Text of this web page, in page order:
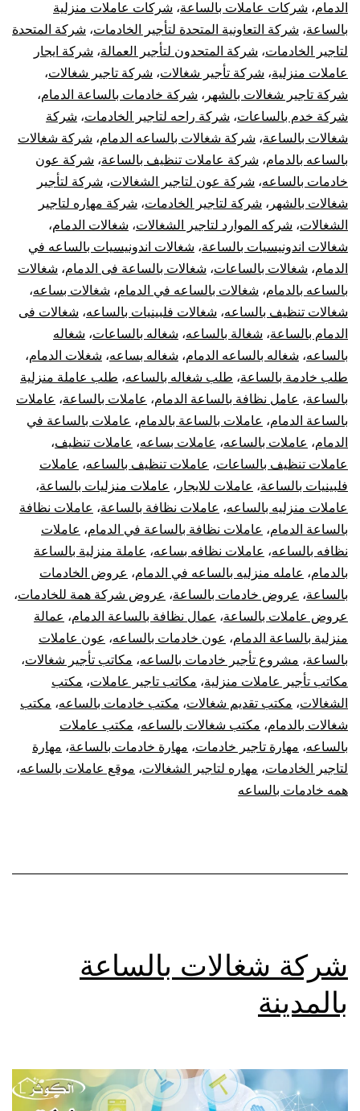
الدمام، شركات عاملات بالساعة، شركات عاملات منزلية
بالساعة، شركة التعاونية المتحدة لتأجير الخادمات، شركة المتحدة
لتاجير الخادمات، شركة المتحدون لتأجير العمالة، شركة ايجار
عاملات منزلية، شركة تأجير شغالات، شركة تاجير شغالات،
شركة تاجير شغالات بالشهر ، شركة خادمات بالساعة الدمام،
شركة خدم بالساعات، شركة راحه لتاجير الخادمات، شركة
شغالات بالساعة، شركة شغالات بالساعه الدمام، شركة شغالات
بالساعه بالدمام، شركة عاملات تنظيف بالساعة، شركة عون
خادمات بالساعه، شركة عون لتاجير الشغالات، شركة لتأجير
شغالات بالشهر ، شركة لتاجير الخادمات، شركة مهاره لتاجير
الشغالات، شركه الموارد لتاجير الشغالات، شغالات الدمام،
شغالات اندونيسيات بالساعة، شغالات اندونيسيات بالساعه في
الدمام، شغالات بالساعات، شغالات بالساعة فى الدمام، شغالات
بالساعه بالدمام، شغالات بالساعه في الدمام، شغالات بساعه،
شغالات تنظيف بالساعه، شغالات فلبينيات بالساعه، شغالات فى
الدمام بالساعة، شغالة بالساعه، شغاله بالساعات، شغاله
بالساعه، شغاله بالساعه الدمام، شغاله بساعه، شغلات الدمام،
طلب خادمة بالساعة، طلب شغاله بالساعه، طلب عاملة منزلية
بالساعة، عامل نظافة بالساعة الدمام، عاملات بالساعة، عاملات
بالساعة الدمام، عاملات بالساعة بالدمام، عاملات بالساعة في
الدمام، عاملات بالساعه، عاملات بساعه، عاملات تنظيف،
عاملات تنظيف بالساعات، عاملات تنظيف بالساعه، عاملات
فلبينيات بالساعة، عاملات للايجار ، عاملات منزليات بالساعة،
عاملات منزليه بالساعه، عاملات نظافة بالساعة، عاملات نظافة
بالساعة الدمام، عاملات نظافة بالساعة في الدمام، عاملات
نظافه بالساعه، عاملات نظافه بساعه، عاملة منزلية بالساعة
بالدمام، عامله منزليه بالساعه في الدمام، عروض الخادمات
بالساعة، عروض خادمات بالساعة، عروض شركة همة للخادمات،
عروض عاملات بالساعة، عمال نظافة بالساعة الدمام، عمالة
منزلية بالساعة الدمام، عون خادمات بالساعه، عون عاملات
بالساعة، مشروع تأجير خادمات بالساعه، مكاتب تأجير شغالات،
مكاتب تأجير عاملات منزلية، مكاتب تاجير عاملات، مكتب
الشغالات، مكتب تقديم شغالات، مكتب خادمات بالساعه، مكتب
شغالات بالدمام، مكتب شغالات بالساعه، مكتب عاملات
بالساعه، مهارة تاجير خادمات، مهارة خادمات بالساعة، مهارة
لتاجير الخادمات، مهاره لتاجير الشغالات، موقع عاملات بالساعه،
همه خادمات بالساعه
شركة شغالات بالساعة
بالمدينة